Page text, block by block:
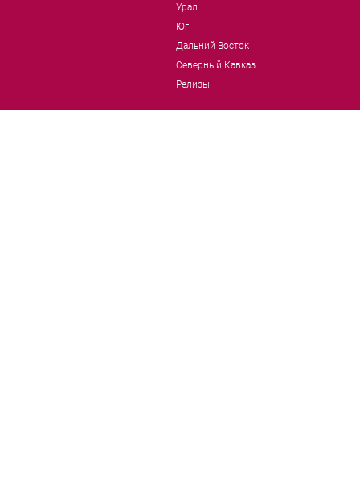
Урал
Юг
Дальний Восток
Северный Кавказ
Релизы